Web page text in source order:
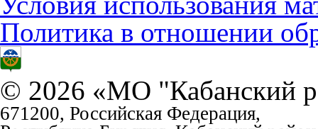
Политика в отношении
© 2026 «МО "Кабанский
671200, Российская Федерация,